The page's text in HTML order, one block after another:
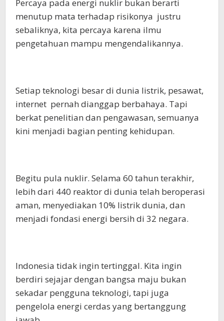
Percaya pada energi nuklir bukan berarti
menutup mata terhadap risikonya justru
sebaliknya, kita percaya karena ilmu
pengetahuan mampu mengendalikannya.
Setiap teknologi besar di dunia listrik, pesawat,
internet pernah dianggap berbahaya. Tapi
berkat penelitian dan pengawasan, semuanya
kini menjadi bagian penting kehidupan.
Begitu pula nuklir. Selama 60 tahun terakhir,
lebih dari 440 reaktor di dunia telah beroperasi
aman, menyediakan 10% listrik dunia, dan
menjadi fondasi energi bersih di 32 negara.
Indonesia tidak ingin tertinggal. Kita ingin
berdiri sejajar dengan bangsa maju bukan
sekadar pengguna teknologi, tapi juga
pengelola energi cerdas yang bertanggung